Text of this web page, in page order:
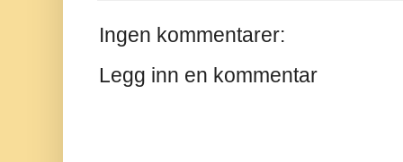
Ingen kommentarer:
Legg inn en kommentar